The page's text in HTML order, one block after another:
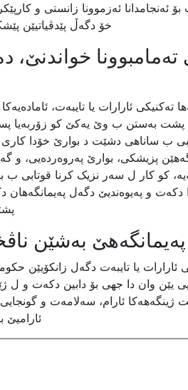
بۆ ئەنجامدانا ئەزموونا زانستی و
خۆ دگەڵ پێدڤیاتیێن
تەمامبوونا
تەکنیکی ئارارات یا تایبەت،
بەستن ب وێ یەکێ کو زۆربەیا
ب ساناهی دشێت د بوارێ خۆدا کاری
پزیشکی، بوارێ پەروەردەیی، و
کو کار ل سەر نزیک کرنا
دکەت و پەیوەندیێ دگەل پەیمانگەهان
ئارارات یا تایبەت دگەل زانکۆیێن
یێن وان دا جهی بۆ دابین دکەت و ل
ئارام، سەلامەت و